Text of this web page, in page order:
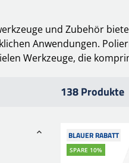
und Zubehör
Anwendungen.
Werkzeuge, die
138 Produkte
BLAUER RABATT
SPARE 10%